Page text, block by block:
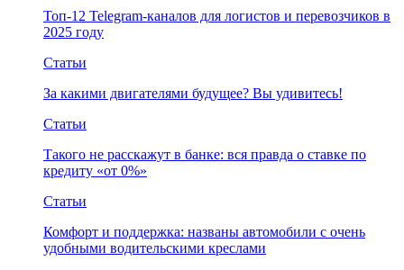
Топ-12 Telegram-каналов для логистов и перевозчиков в
2025 году
Статьи
За какими двигателями будущее? Вы удивитесь!
Статьи
Такого не расскажут в банке: вся правда о ставке по
кредиту «от 0%»
Статьи
Комфорт и поддержка: названы автомобили с очень
удобными водительскими креслами